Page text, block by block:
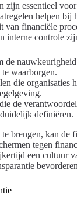
zijn essentieel
helpen bij
van financiële
interne controle
de
waarborgen.
die organisaties
de
definiëren.
brengen, kan de
tegen
een cultuur